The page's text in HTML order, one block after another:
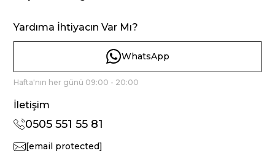
Yardıma İhtiyacın Var Mı?
WhatsApp
Hafta'nın her günü 09:00 - 20:00
İletişim
0505 551 55 81
[email protected]